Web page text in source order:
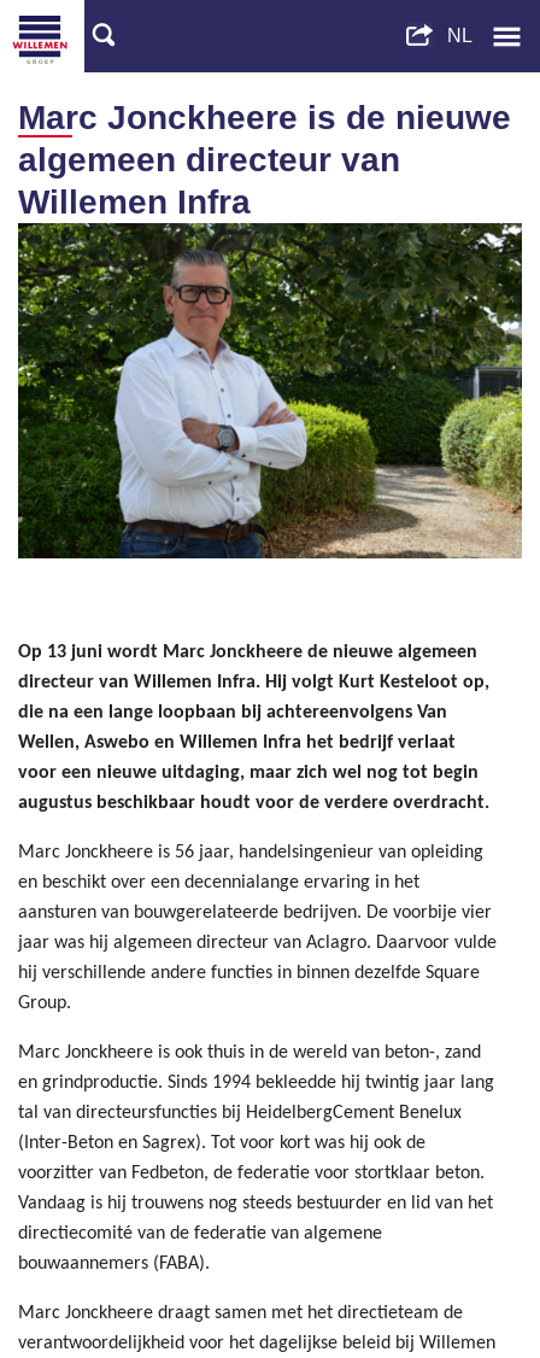
Marc Jonckheere is de nieuwe
algemeen directeur van
Willemen Infra
Op 13 juni wordt Marc Jonckheere de nieuwe algemeen
directeur van Willemen Infra. Hij volgt Kurt Kesteloot op,
die na een lange loopbaan bij achtereenvolgens Van
Wellen, Aswebo en Willemen Infra het bedrijf verlaat
voor een nieuwe uitdaging, maar zich wel nog tot begin
augustus beschikbaar houdt voor de verdere overdracht.
Marc Jonckheere is 56 jaar, handelsingenieur van opleiding
en beschikt over een decennialange ervaring in het
aansturen van bouwgerelateerde bedrijven. De voorbije vier
jaar was hij algemeen directeur van Aclagro. Daarvoor vulde
hij verschillende andere functies in binnen dezelfde Square
Group.
Marc Jonckheere is ook thuis in de wereld van beton-, zand
en grindproductie. Sinds 1994 bekleedde hij twintig jaar lang
tal van directeursfuncties bij HeidelbergCement Benelux
(Inter-Beton en Sagrex). Tot voor kort was hij ook de
voorzitter van Fedbeton, de federatie voor stortklaar beton.
Vandaag is hij trouwens nog steeds bestuurder en lid van het
directiecomité van de federatie van algemene
bouwaannemers (FABA).
Marc Jonckheere draagt samen met het directieteam de
verantwoordelijkheid voor het dagelijkse beleid bij Willemen